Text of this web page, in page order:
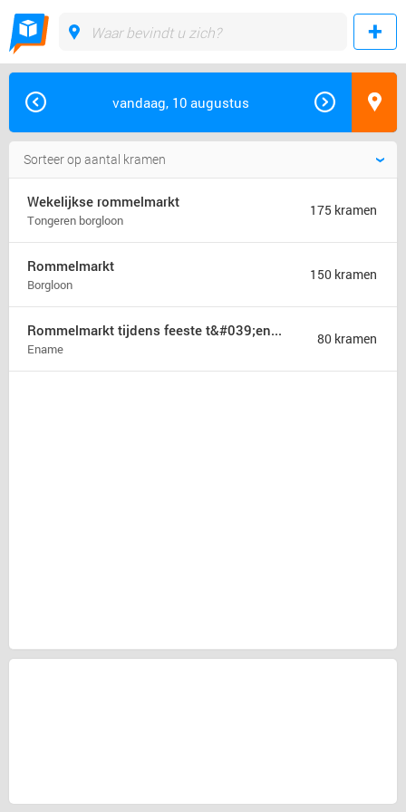
vandaag, 10 augustus
Wekelijkse rommelmarkt
Tongeren borgloon
175 kramen
Rommelmarkt
Borgloon
150 kramen
Rommelmarkt tijdens feeste t&#039;ename
Ename
80 kramen